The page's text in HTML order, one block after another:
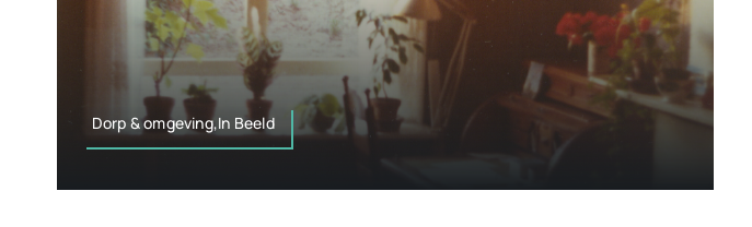
Dorp & omgeving,In Beeld